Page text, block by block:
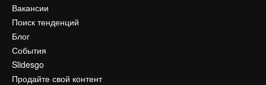
Вакансии
Поиск тенденций
Блог
События
Slidesgo
Продайте свой контент